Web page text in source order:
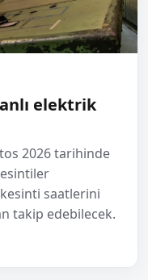
elektrik
2026 tarihinde
saatlerini
takip edebilecek.